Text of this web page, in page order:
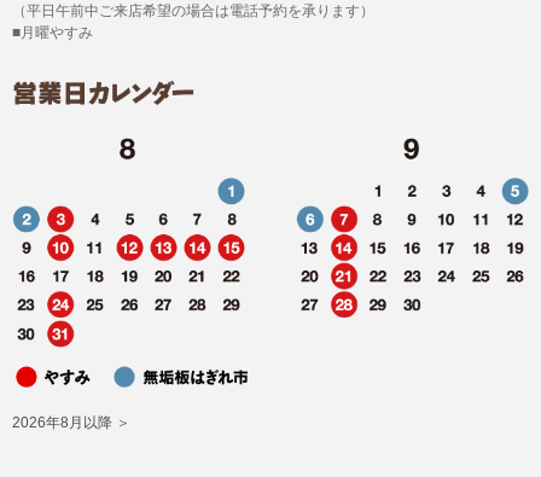
（平日午前中ご来店希望の場合は電話予約を承ります）
■月曜やすみ
2026年8月以降 ＞